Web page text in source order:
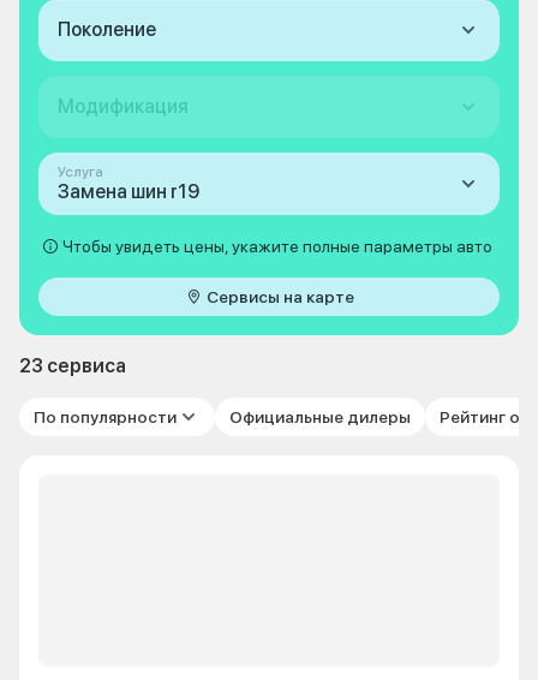
Поколение
Модификация
Услуга
Замена шин r19
Чтобы увидеть цены, укажите полные параметры авто
Сервисы на карте
23 сервиса
По популярности Официальные дилеры Рейтинг